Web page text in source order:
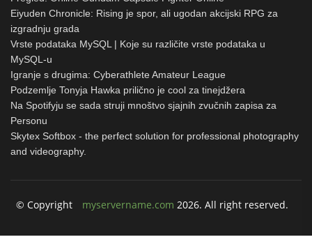
Eiyuden Chronicle: Rising je spor, ali ugodan akcijski RPG za
izgradnju grada
Vrste podataka MySQL | Koje su različite vrste podataka u
MySQL-u
Igranje s drugima: Cyberathlete Amateur League
Podzemlje Tonyja Hawka prilično je cool za tinejdžera
Na Spotifyju se sada struji mnoštvo sjajnih zvučnih zapisa za
Personu
Skytex Softbox - the perfect solution for professional photography
and videography.
© Copyright myservername.com 2026. All right reserved.